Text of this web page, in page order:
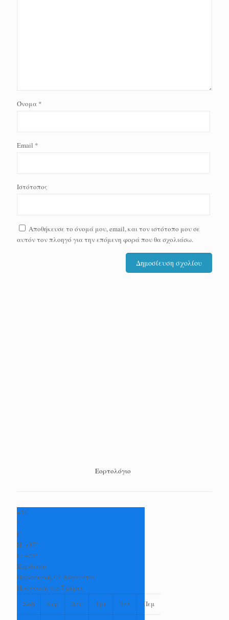
Όνομα *
Email *
Ιστότοπος
Αποθήκευσε το όνομά μου, email, και τον ιστότοπο μου σε
αυτόν τον πλοηγό για την επόμενη φορά που θα σχολιάσω.
Εορτολόγιο
+34
°
C
H: +37°
L: +25°
Καρδίτσα
Παρασκευή, 07 Αύγουστος
Πρόγνωση για 7 μέρες
Σαβ
Κυρ Δευ Τρι Τετ Πεμ